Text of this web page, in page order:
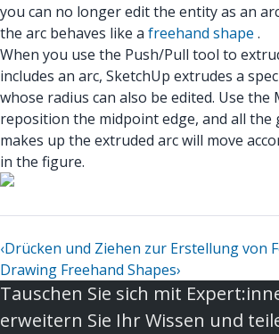
you can no longer edit the entity as an
the arc behaves like a freehand shape .
When you use the Push/Pull tool to
includes an arc, SketchUp extrudes a
whose radius can also be edited. Use the
reposition the midpoint edge, and all the
makes up the extruded arc will move
in the figure.
‹Drücken und Ziehen zur Erstellung von
Drawing Freehand Shapes›
Tauschen Sie sich mit
erweitern Sie Ihr Wissen und